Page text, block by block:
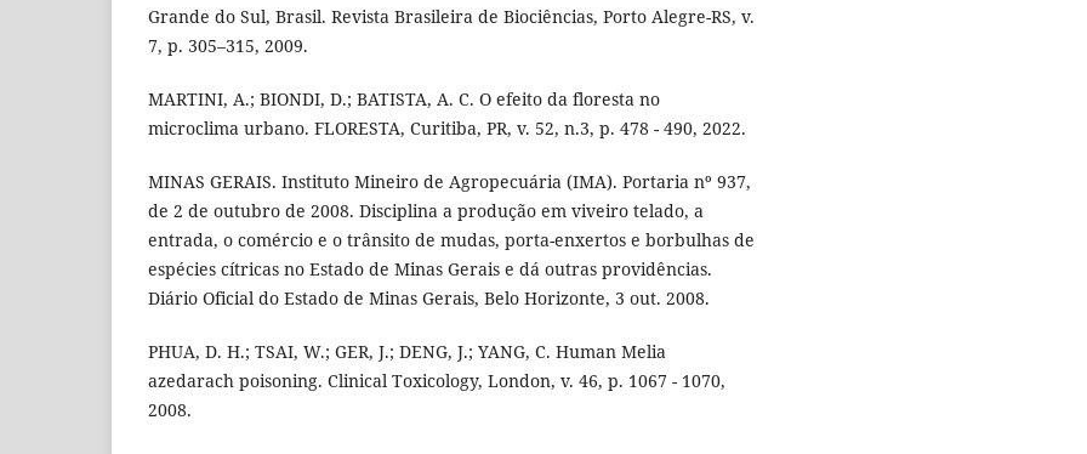
Grande do Sul, Brasil. Revista Brasileira de Biociências, Porto Alegre-RS, v.
7, p. 305–315, 2009.
MARTINI, A.; BIONDI, D.; BATISTA, A. C. O efeito da floresta no
microclima urbano. FLORESTA, Curitiba, PR, v. 52, n.3, p. 478 - 490, 2022.
MINAS GERAIS. Instituto Mineiro de Agropecuária (IMA). Portaria nº 937,
de 2 de outubro de 2008. Disciplina a produção em viveiro telado, a
entrada, o comércio e o trânsito de mudas, porta-enxertos e borbulhas de
espécies cítricas no Estado de Minas Gerais e dá outras providências.
Diário Oficial do Estado de Minas Gerais, Belo Horizonte, 3 out. 2008.
PHUA, D. H.; TSAI, W.; GER, J.; DENG, J.; YANG, C. Human Melia
azedarach poisoning. Clinical Toxicology, London, v. 46, p. 1067 - 1070,
2008.